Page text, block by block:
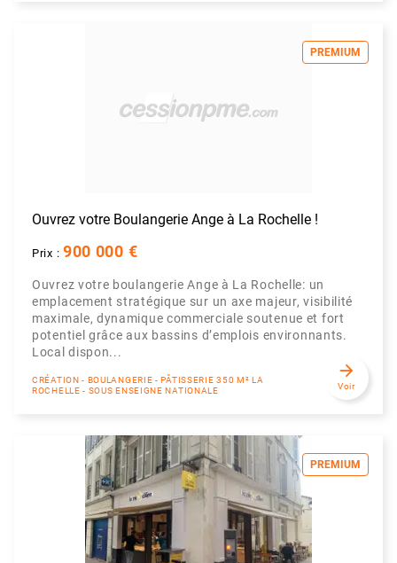
PREMIUM
Ouvrez votre Boulangerie Ange à La Rochelle !
Prix : 900 000 €
Ouvrez votre boulangerie Ange à La Rochelle: un
emplacement stratégique sur un axe majeur, visibilité
maximale, dynamique commerciale soutenue et fort
potentiel grâce aux bassins d’emplois environnants.
Local dispon...
CRÉATION - BOULANGERIE - PÂTISSERIE 350 M² LA
ROCHELLE - SOUS ENSEIGNE NATIONALE
arrow_forward
Voir
PREMIUM